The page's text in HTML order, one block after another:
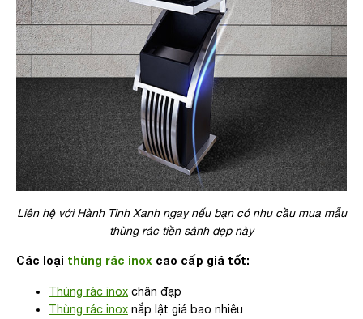
Liên hệ với Hành Tinh Xanh ngay nếu bạn có nhu cầu mua mẫu
thùng rác tiền sảnh đẹp này
Các loại thùng rác inox cao cấp giá tốt:
Thùng rác inox chân đạp
Thùng rác inox nắp lật giá bao nhiêu